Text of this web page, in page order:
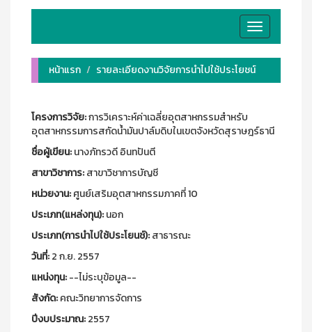
Toggle
navigation
หน้าแรก
รายละเอียดงานวิจัยการนำไปใช้ประโยชน์
โครงการวิจัย:การวิเคราะห์ค่าเฉลี่ยอุตสาหกรรมสำหรับ
อุตสาหกรรมการสกัดน้ำมันปาล์มดิบในเขตจังหวัดสุราษฎร์ธานี
ชื่อผู้เขียน:นางภัทรวดี อินทปันตี
สาขาวิชาการ:สาขาวิชาการบัญชี
หน่วยงาน:ศูนย์เสริมอุตสาหกรรมภาคที่ 10
ประเภท(แหล่งทุน):นอก
ประเภท(การนำไปใช้ประโยนช์):สาธารณะ
วันที่:2 ก.ย. 2557
แหน่งทุน:--ไม่ระบุข้อมูล--
สังกัด:คณะวิทยาการจัดการ
ปีงบประมาณ:2557